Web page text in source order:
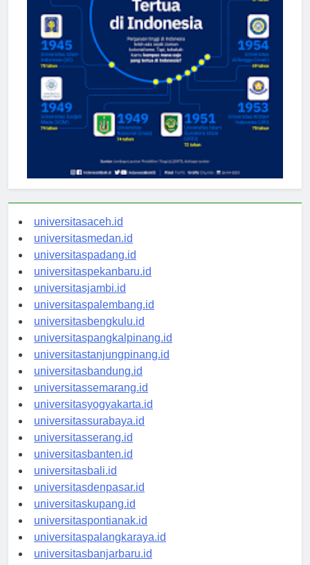
universitasaceh.id
universitasmedan.id
universitaspadang.id
universitaspekanbaru.id
universitasjambi.id
universitaspalembang.id
universitasbengkulu.id
universitaspangkalpinang.id
universitastanjungpinang.id
universitasbandung.id
universitassemarang.id
universitasyogyakarta.id
universitassurabaya.id
universitasserang.id
universitasbanten.id
universitasbali.id
universitasdenpasar.id
universitaskupang.id
universitaspontianak.id
universitaspalangkaraya.id